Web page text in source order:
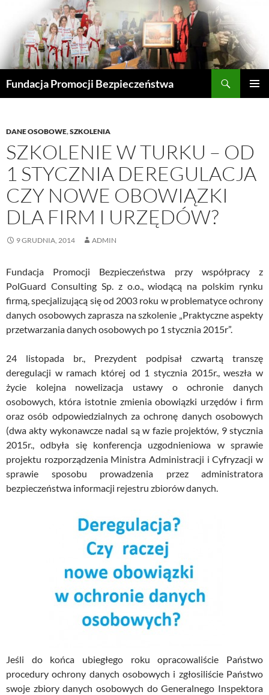
treści
Fundacja Promocji Bezpieczeństwa
DANE OSOBOWE,SZKOLENIA
SZKOLENIE W TURKU – OD
1 STYCZNIA DEREGULACJA
CZY NOWE OBOWIĄZKI
DLA FIRM I URZĘDÓW?
9 GRUDNIA, 2014 ADMIN
Fundacja Promocji Bezpieczeństwa przy współpracy z
PolGuard Consulting Sp. z o.o., wiodącą na polskim rynku
firmą, specjalizującą się od 2003 roku w problematyce ochrony
danych osobowych zaprasza na szkolenie „Praktyczne aspekty
przetwarzania danych osobowych po 1 stycznia 2015r”.
24 listopada br., Prezydent podpisał czwartą transzę
deregulacji w ramach której od 1 stycznia 2015r., weszła w
życie kolejna nowelizacja ustawy o ochronie danych
osobowych, która istotnie zmienia obowiązki urzędów i firm
oraz osób odpowiedzialnych za ochronę danych osobowych
(dwa akty wykonawcze nadal są w fazie projektów, 9 stycznia
2015r., odbyła się konferencja uzgodnieniowa w sprawie
projektu rozporządzenia Ministra Administracji i Cyfryzacji w
sprawie sposobu prowadzenia przez administratora
bezpieczeństwa informacji rejestru zbiorów danych.
Jeśli do końca ubiegłego roku opracowaliście Państwo
procedury ochrony danych osobowych i zgłosiliście Państwo
swoje zbiory danych osobowych do Generalnego Inspektora